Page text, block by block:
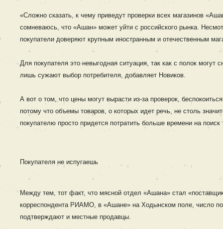
«Сложно сказать, к чему приведут проверки всех магазинов
сомневаюсь, что «Ашан» может уйти с российского рынка.
покупатели доверяют крупным иностранным и отечественным
Для покупателя это невыгодная ситуация, так как с полок
лишь сужают выбор потребителя, добавляет Новиков.
А вот о том, что цены могут вырасти из-за проверок,
потому что объемы товаров, о которых идет речь, не столь
покупателю просто придется потратить больше времени на
Покупателя не испугаешь
Между тем, тот факт, что мясной отдел «Ашана» стал
корреспондента РИАМО, в «Ашане» на Ходынском поле, число
подтверждают и местные продавцы.